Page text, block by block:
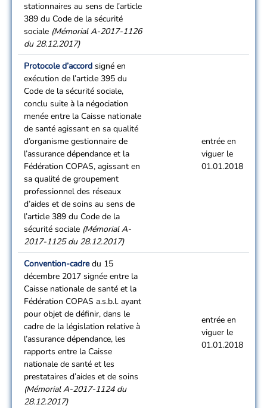
stationnaires au sens de l’article
389 du Code de la sécurité
sociale (Mémorial A-2017-1126
du 28.12.2017)
Protocole d’accord signé en
exécution de l’article 395 du
Code de la sécurité sociale,
conclu suite à la négociation
menée entre la Caisse nationale
de santé agissant en sa qualité
d’organisme gestionnaire de
l’assurance dépendance et la
Fédération COPAS, agissant en
sa qualité de groupement
professionnel des réseaux
d’aides et de soins au sens de
l’article 389 du Code de la
sécurité sociale (Mémorial A-
2017-1125 du 28.12.2017)
entrée en
viguer le
01.01.2018
Convention-cadredu 15
décembre 2017 signée entre la
Caisse nationale de santé et la
Fédération COPAS a.s.b.l. ayant
pour objet de définir, dans le
cadre de la législation relative à
l’assurance dépendance, les
rapports entre la Caisse
nationale de santé et les
prestataires d’aides et de soins
(Mémorial A-2017-1124 du
28.12.2017)
entrée en
viguer le
01.01.2018